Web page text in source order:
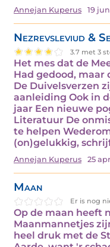
Annejan Kuperus 19
Nezrevsleviud &
3.7 met 3
Het mes dat de
Had gedood,
De Duivelsverzen
aanleiding Ook in
jaar Een nieuwe
Literatuur De
te helpen
(on)gelukkig,
Annejan Kuperus 25
Maan
Er is nog
Op de maan heeft
Maanmannetjes
heel druk met de